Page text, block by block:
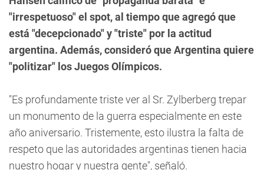
"irrespetuoso" el spot, al tiempo que agregó que
está "decepcionado" y "triste" por la actitud
argentina. Además, consideró que Argentina quiere
"politizar" los Juegos Olímpicos.
"Es profundamente triste ver al Sr. Zylberberg trepar
un monumento de la guerra especialmente en este
año aniversario. Tristemente, esto ilustra la falta de
respeto que las autoridades argentinas tienen hacia
nuestro hogar y nuestra gente", señaló.